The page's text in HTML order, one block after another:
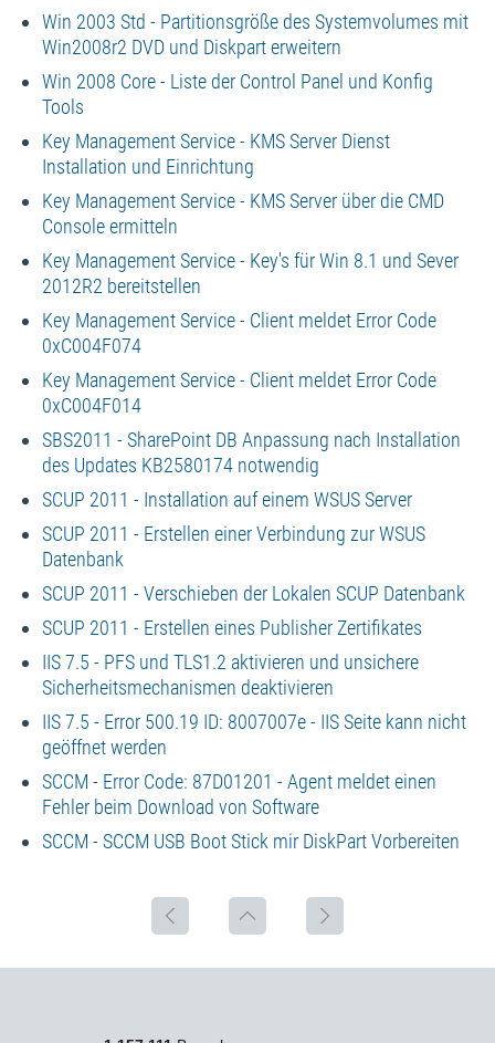
Win 2003 Std - Partitionsgröße des Systemvolumes mit
Win2008r2 DVD und Diskpart erweitern
Win 2008 Core - Liste der Control Panel und Konfig
Tools
Key Management Service - KMS Server Dienst
Installation und Einrichtung
Key Management Service - KMS Server über die CMD
Console ermitteln
Key Management Service - Key's für Win 8.1 und Sever
2012R2 bereitstellen
Key Management Service - Client meldet Error Code
0xC004F074
Key Management Service - Client meldet Error Code
0xC004F014
SBS2011 - SharePoint DB Anpassung nach Installation
des Updates KB2580174 notwendig
SCUP 2011 - Installation auf einem WSUS Server
SCUP 2011 - Erstellen einer Verbindung zur WSUS
Datenbank
SCUP 2011 - Verschieben der Lokalen SCUP Datenbank
SCUP 2011 - Erstellen eines Publisher Zertifikates
IIS 7.5 - PFS und TLS1.2 aktivieren und unsichere
Sicherheitsmechanismen deaktivieren
IIS 7.5 - Error 500.19 ID: 8007007e - IIS Seite kann nicht
geöffnet werden
SCCM - Error Code: 87D01201 - Agent meldet einen
Fehler beim Download von Software
SCCM - SCCM USB Boot Stick mir DiskPart Vorbereiten